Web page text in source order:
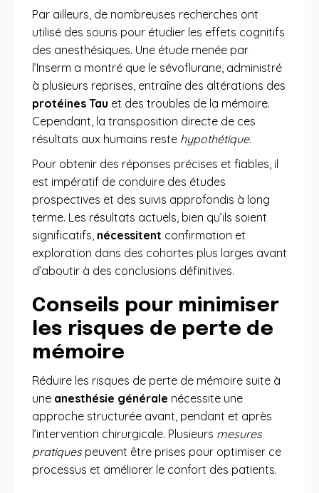
Par ailleurs, de nombreuses recherches ont
utilisé des souris pour étudier les effets cognitifs
des anesthésiques. Une étude menée par
l’Inserm a montré que le sévoflurane, administré
à plusieurs reprises, entraîne des altérations des
protéines Tau et des troubles de la mémoire.
Cependant, la transposition directe de ces
résultats aux humains reste hypothétique.
Pour obtenir des réponses précises et fiables, il
est impératif de conduire des études
prospectives et des suivis approfondis à long
terme. Les résultats actuels, bien qu’ils soient
significatifs, nécessitent confirmation et
exploration dans des cohortes plus larges avant
d’aboutir à des conclusions définitives.
Conseils pour minimiser
les risques de perte de
mémoire
Réduire les risques de perte de mémoire suite à
une anesthésie générale nécessite une
approche structurée avant, pendant et après
l’intervention chirurgicale. Plusieurs mesures
pratiquespeuvent être prises pour optimiser ce
processus et améliorer le confort des patients.